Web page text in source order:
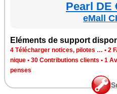
Pearl DE
eMall
Elé­ments de sup­port
4 Télé­char­ger notices, pilotes … • 2
nique • 30 Contri­bu­tions clients • 1
penses